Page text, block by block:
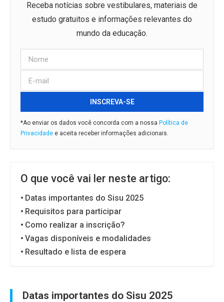
Receba notícias sobre vestibulares, materiais de
estudo gratuitos e informações relevantes do
mundo da educação.
INSCREVA-SE
*Ao enviar os dados você concorda com a nossa Política de
Privacidade e aceita receber informações adicionais.
O que você vai ler neste artigo:
Datas importantes do Sisu 2025
Requisitos para participar
Como realizar a inscrição?
Vagas disponíveis e modalidades
Resultado e lista de espera
Datas importantes do Sisu 2025